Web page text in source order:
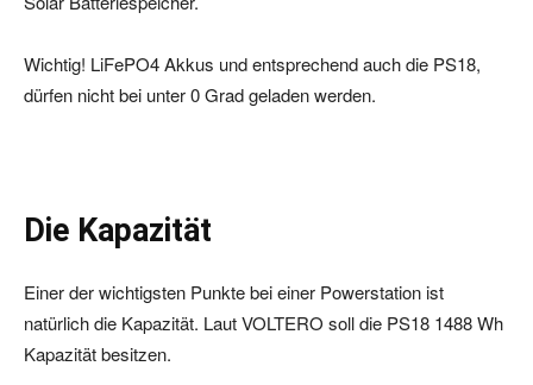
Wichtig! LiFePO4 Akkus und entsprechend auch die PS18,
dürfen nicht bei unter 0 Grad geladen werden.
Die Kapazität
Einer der wichtigsten Punkte bei einer Powerstation ist
natürlich die Kapazität. Laut VOLTERO soll die PS18 1488 Wh
Kapazität besitzen.